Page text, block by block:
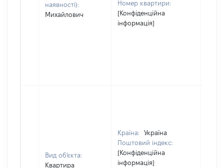
наявності):
Михайлович
Номер квартири:
[Конфіденційна
інформація]
Вид об'єкта:
Квартира
Країна:
Україна
Поштовий індекс:
[Конфіденційна
інформація]